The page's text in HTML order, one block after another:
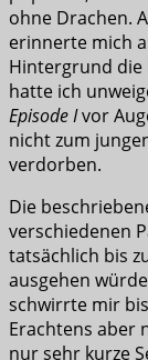
ohne Drachen.
erinnerte mich
Hintergrund die
hatte ich
Episode Ivor
nicht zum
verdorben.
Die
verschiedenen
tatsächlich bis
ausgehen
schwirrte mir
Erachtens aber
nur sehr kurze